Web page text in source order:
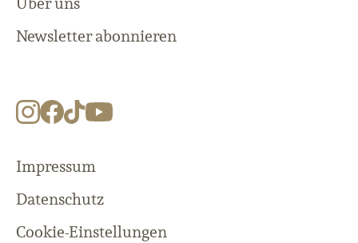
Newsletter abonnieren
Impressum
Datenschutz
Cookie-Einstellungen